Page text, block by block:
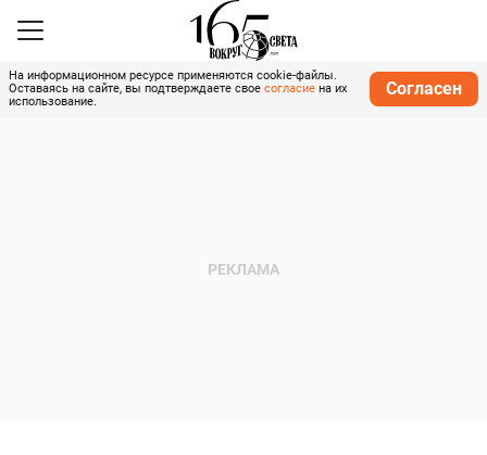
На информационном ресурсе применяются cookie-файлы.
Оставаясь на сайте, вы подтверждаете свое согласие на их
использование.
Согласен